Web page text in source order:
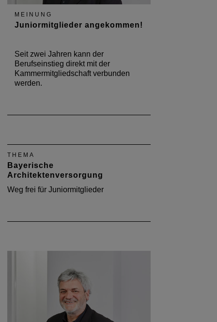
MEINUNG
Juniormitglieder angekommen!
Seit zwei Jahren kann der
Berufseinstieg direkt mit der
Kammermitgliedschaft verbunden
werden.
THEMA
Bayerische
Architektenversorgung
Weg frei für Juniormitglieder